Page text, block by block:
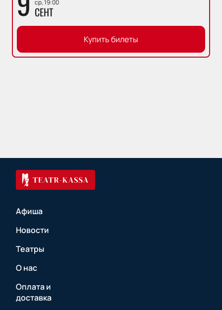
ср, 19:00
СЕНТ
Купить билеты
Афиша
Новости
Театры
О нас
Оплата и
доставка